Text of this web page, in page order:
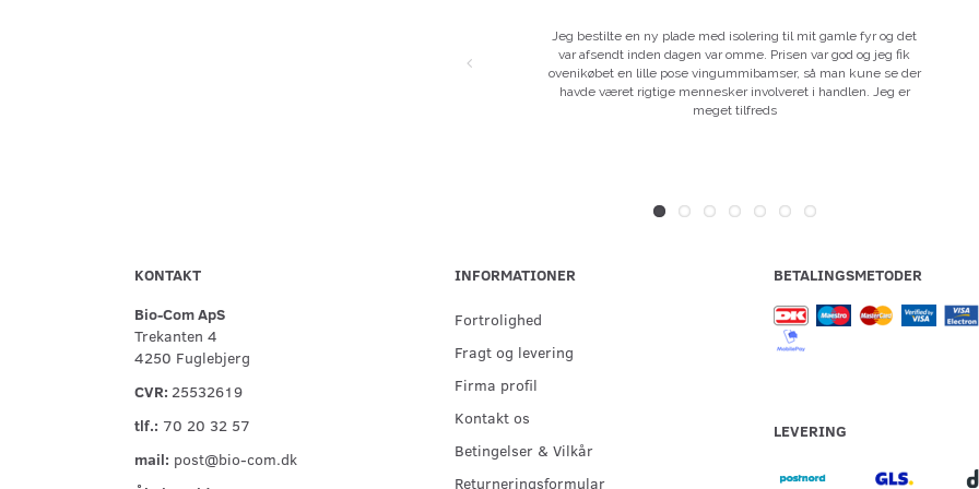
Jeg bestilte en ny plade med isolering til mit gamle fyr og det
var afsendt inden dagen var omme. Prisen var god og jeg fik
ovenikøbet en lille pose vingummibamser, så man kune se der
havde været rigtige mennesker involveret i handlen. Jeg er
meget tilfreds
KONTAKT
Bio-Com ApS
Trekanten 4
4250 Fuglebjerg
CVR: 25532619
tlf.: 70 20 32 57
mail: post@bio-com.dk
INFORMATIONER
Fortrolighed
Fragt og levering
Firma profil
Kontakt os
Betingelser & Vilkår
Returneringsformular
BETALINGSMETODER
LEVERING